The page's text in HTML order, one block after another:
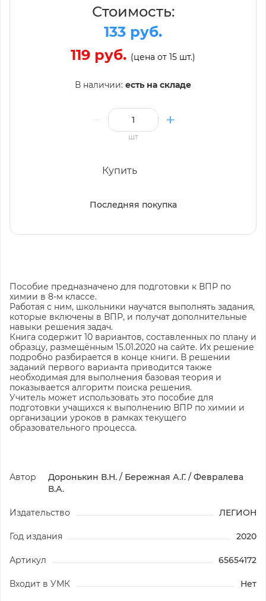
Стоимость:
133 руб.
119 руб. (цена от 15 шт.)
В наличии: есть на складе
шт
Купить
Последняя покупка
Пособие предназначено для подготовки к ВПР по
химии в 8-м классе.
Работая с ним, школьники научатся выполнять задания,
которые включены в ВПР, и получат дополнительные
навыки решения задач.
Книга содержит 10 вариантов, составленных по плану и
образцу, размещённым 15.01.2020 на сайте. Их решение
подробно разбирается в конце книги. В решении
заданий первого варианта приводится также
необходимая для выполнения базовая теория и
показывается алгоритм поиска решения.
Учитель может использовать это пособие для
подготовки учащихся к выполнению ВПР по химии и
организации уроков в рамках текущего
образовательного процесса.
Автор
Доронькин В.Н. / Бережная А.Г. / Февралева
В.А.
Издательство ЛЕГИОН
Год издания 2020
Артикул 65654172
Входит в УМК Нет